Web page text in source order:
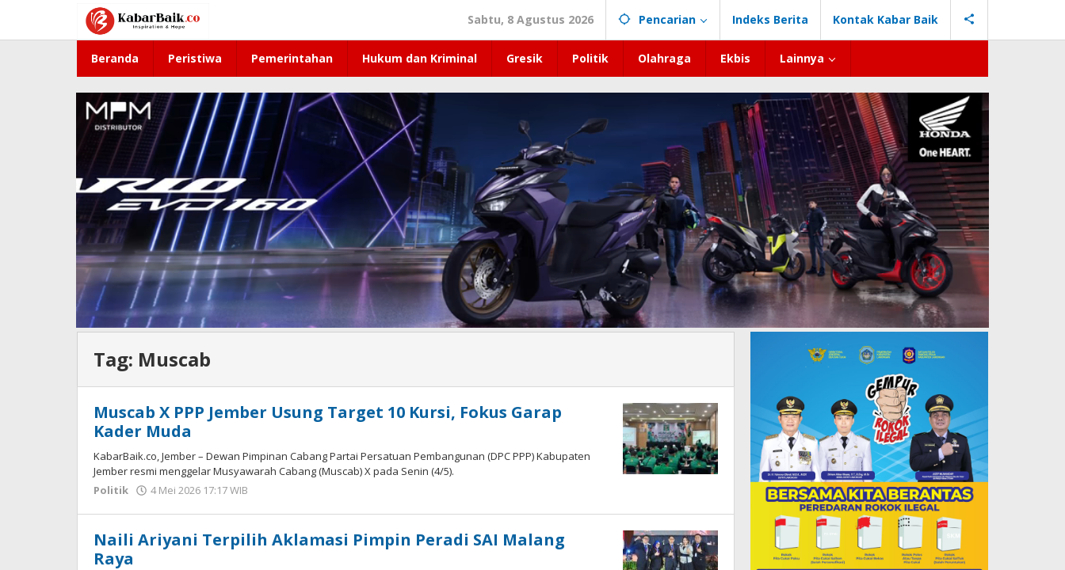
konten
Sabtu, 8 Agustus 2026 Pencarian Indeks Berita Kontak Kabar Baik
Beranda Peristiwa Pemerintahan Hukum dan Kriminal Gresik Politik Olahraga Ekbis Lainnya
Tag: Muscab
Muscab X PPP Jember Usung Target 10 Kursi, Fokus Garap
Kader Muda
KabarBaik.co, Jember – Dewan Pimpinan Cabang Partai Persatuan Pembangunan (DPC PPP) Kabupaten
Jember resmi menggelar Musyawarah Cabang (Muscab) X pada Senin (4/5).
Politik
4 Mei 2026 17:17 WIB
Naili Ariyani Terpilih Aklamasi Pimpin Peradi SAI Malang
Raya